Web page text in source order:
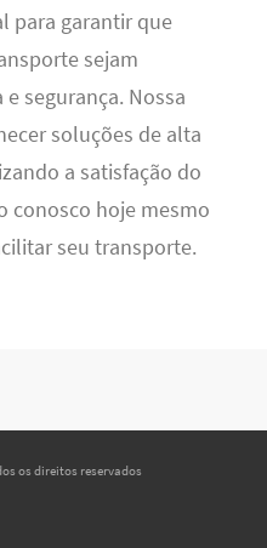
para garantir que
sejam
segurança. Nossa
soluções de alta
a satisfação do
conosco hoje mesmo
seu transporte.
os direitos reservados